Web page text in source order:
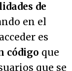
de
en el
es
código que
que se